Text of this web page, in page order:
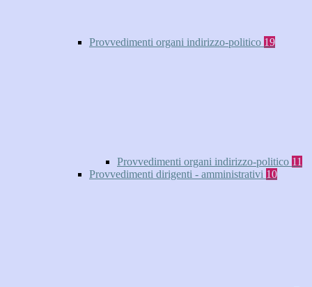
Provvedimenti organi indirizzo-politico 19
Provvedimenti organi indirizzo-politico 11
Provvedimenti dirigenti - amministrativi 10